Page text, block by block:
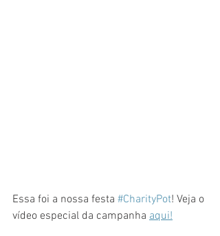
Essa foi a nossa festa #CharityPot! Veja o
vídeo especial da campanha aqui!